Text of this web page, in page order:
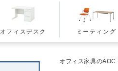
オフィスデスク ミーティング
オフィス家具のAOC